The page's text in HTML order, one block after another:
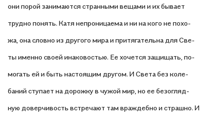
они порой занимаются странными вещами и их бывает
трудно понять. Катя непроницаема и ни на кого не похо-
жа, она словно из другого мира и притягательна для Све-
ты именно своей инаковостью. Ее хочется защищать, по-
могать ей и быть настоящим другом. И Света без коле-
баний ступает на дорожку в чужой мир, но ее безогляд-
ную доверчивость встречают там враждебно и страшно. И